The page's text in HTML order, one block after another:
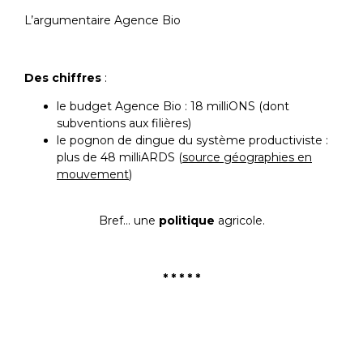
L’argumentaire Agence Bio
Des chiffres :
le budget Agence Bio : 18 milliONS (dont
subventions aux filières)
le pognon de dingue du système productiviste :
plus de 48 milliARDS (source géographies en
mouvement)
Bref… une politique agricole.
* * * * *